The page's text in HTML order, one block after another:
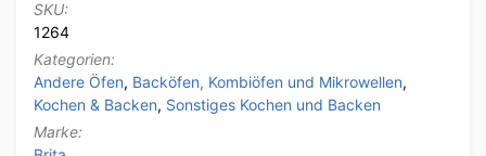
SKU:
1264
Kategorien:
Andere Öfen, Backöfen, Kombiöfen und Mikrowellen,
Kochen & Backen, Sonstiges Kochen und Backen
Marke: